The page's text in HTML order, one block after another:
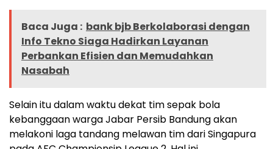
Baca Juga : bank bjb Berkolaborasi dengan
Info Tekno Siaga Hadirkan Layanan
Perbankan Efisien dan Memudahkan
Nasabah
Selain itu dalam waktu dekat tim sepak bola
kebanggaan warga Jabar Persib Bandung akan
melakoni laga tandang melawan tim dari Singapura